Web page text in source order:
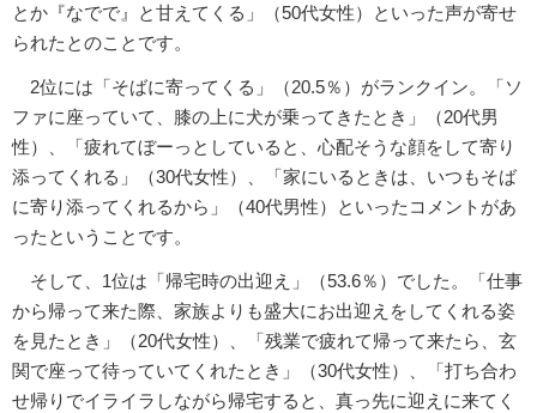
とか『なでで』と甘えてくる」（50代女性）といった声が寄せ
られたとのことです。
2位には「そばに寄ってくる」（20.5％）がランクイン。「ソ
ファに座っていて、膝の上に犬が乗ってきたとき」（20代男
性）、「疲れてぼーっとしていると、心配そうな顔をして寄り
添ってくれる」（30代女性）、「家にいるときは、いつもそば
に寄り添ってくれるから」（40代男性）といったコメントがあ
ったということです。
そして、1位は「帰宅時の出迎え」（53.6％）でした。「仕事
から帰って来た際、家族よりも盛大にお出迎えをしてくれる姿
を見たとき」（20代女性）、「残業で疲れて帰って来たら、玄
関で座って待っていてくれたとき」（30代女性）、「打ち合わ
せ帰りでイライラしながら帰宅すると、真っ先に迎えに来てく